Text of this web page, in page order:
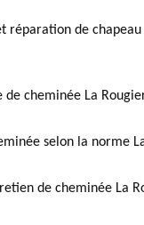
réparation de
de cheminée La
selon la norme
de cheminée La